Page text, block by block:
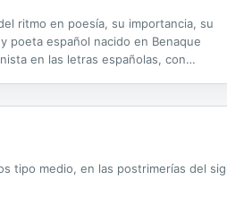
ritmo en poesía, su importancia, su
poeta español nacido en Benaque
en las letras españolas, con
tipo medio, en las postrimerías del